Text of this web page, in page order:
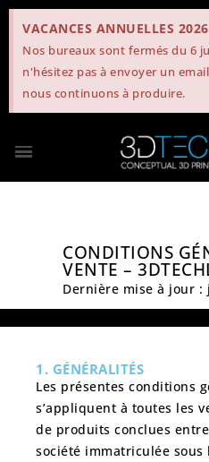
VACANCES ANNUELLES 2026
Nos bureaux sont fermés du 6
n'hésitez pas à envoyer un
nous continuons à produire.
CONDITIONS
VENTE –
Dernière mise à jour :
1. GÉNÉRALITÉS
Les présentes conditions
s’appliquent à toutes les
de produits conclues entre
société immatriculée sous